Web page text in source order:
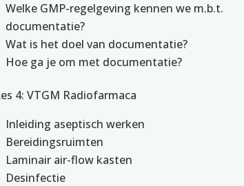
Welke GMP-regelgeving kennen we m.b.t.
documentatie?
Wat is het doel van documentatie?
Hoe ga je om met documentatie?
4: VTGM Radiofarmaca
Inleiding aseptisch werken
Bereidingsruimten
Laminair air-flow kasten
Desinfectie